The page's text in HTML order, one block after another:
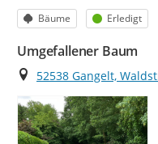
Kategorie
Bäume Status
Erledigt
Umgefallener Baum
Ort
52538 Gangelt,